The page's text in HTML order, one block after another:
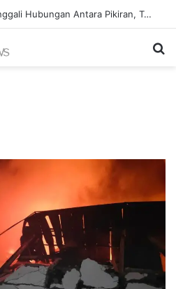
Kesehatan Mental: Menggali Hubungan Antara Pikiran, Tubuh, dan Emosi secara Mendalam